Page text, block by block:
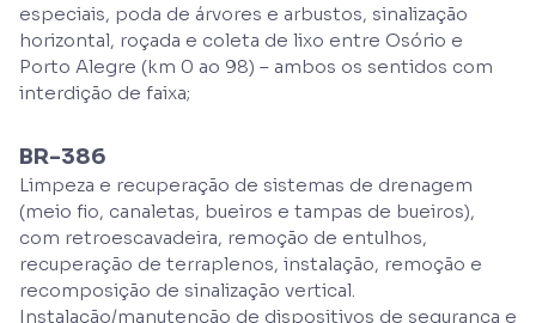
especiais, poda de árvores e arbustos, sinalização
horizontal, roçada e coleta de lixo entre Osório e
Porto Alegre (km 0 ao 98) – ambos os sentidos com
interdição de faixa;
BR-386
Limpeza e recuperação de sistemas de drenagem
(meio fio, canaletas, bueiros e tampas de bueiros),
com retroescavadeira, remoção de entulhos,
recuperação de terraplenos, instalação, remoção e
recomposição de sinalização vertical.
Instalação/manutenção de dispositivos de segurança e